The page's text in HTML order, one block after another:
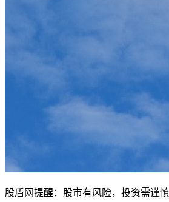
股盾网提醒：股市有风险，投资需谨慎